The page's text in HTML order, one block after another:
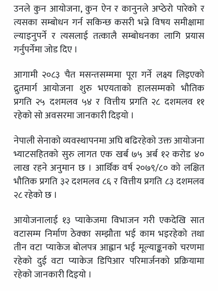
उनले कुन आयोजना, कुन ऐन र कानुनले अप्ठेरो पारेको र
त्यसका सम्बोधन गर्न सकिन्छ कसरी भन्ने विषय समीक्षामा
ल्याइनुपर्ने र त्यसलाई तत्कालै सम्बोधनका लागि प्रयास
गर्नुपर्नेमा जोड दिए ।
आगामी २०८३ चैत मसन्तसम्ममा पूरा गर्ने लक्ष्य लिइएको
द्रुतमार्ग आयोजना शुरु भएयताको हालसम्मको भौतिक
प्रगति २५ दशमलव ५४ र वित्तीय प्रगति २८ दशमलव ११
रहेको सो अवसरमा जानकारी दिइयो ।
नेपाली सेनाको व्यवस्थापनमा अघि बढिरहेको उक्त आयोजना
भ्याटसहितको सुरु लागत एक खर्ब ७५ अर्ब १२ करोड ४०
लाख रहने अनुमान छ । आर्थिक वर्ष २०७९/८० को लक्षित
भौतिक प्रगति ३२ दशमलव ८६ र वित्तीय प्रगति ८३ दशमलव
२८ रहेको छ ।
आयोजनालाई १३ प्याकेजमा विभाजन गरी एकदेखि सात
वटासम्म निर्माण ठेक्का सम्झौता भई काम भइरहेको तथा
तीन वटा प्याकेज बोलपत्र आह्वान भई मूल्याङ्कनको चरणमा
रहेको दुई वटा प्याकेज डिपिआर परिमार्जनको प्रक्रियामा
रहेको जानकारी दिइयो ।